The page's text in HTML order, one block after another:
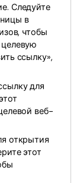
Следуйте
в
чтобы
ссылку»,
для
веб-
открытия
этот